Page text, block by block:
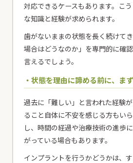
対応できるケースもあります。こ
な知識と経験が求められます。
歯がないままの状態を長く続けて
場合はどうなのか」を専門的に確
言えるでしょう。
・状態を理由に諦める前に、ま
過去に「難しい」と言われた経験
ること自体に不安を感じる方もい
し、時間の経過や治療技術の進歩
がっている場合もあります。
インプラントを行うかどうかは、